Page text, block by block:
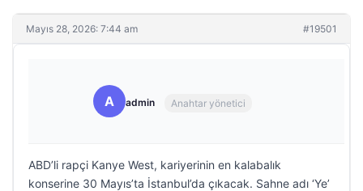
Mayıs 28, 2026: 7:44 am #19501
A admin Anahtar yönetici
ABD’li rapçi Kanye West, kariyerinin en kalabalık
konserine 30 Mayıs’ta İstanbul’da çıkacak. Sahne adı ‘Ye’